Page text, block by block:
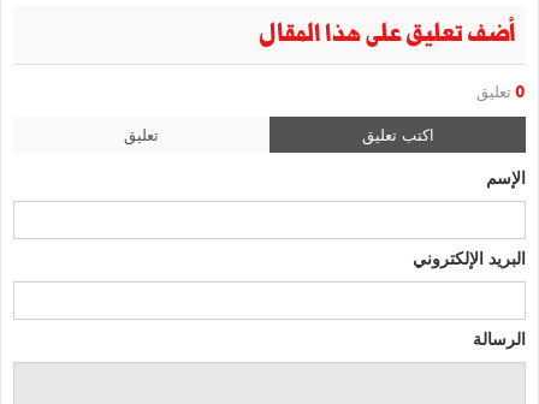
أضف تعليق على هذا المقال
0 تعليق
اكتب تعليق تعليق
الإسم
البريد الإلكتروني
الرسالة